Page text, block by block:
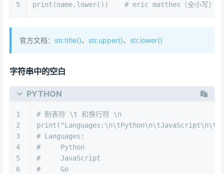
5
print (name.lower()) # eric matthes（全小写）
官方文档： str.title()、 str.upper()、 str.lower()
字符串中的空白
PYTHON
1
2
3
4
5
6
# 制表符 \t 和换行符 \n
print (
# Languages:
#     Python
#     JavaScript
#     Go